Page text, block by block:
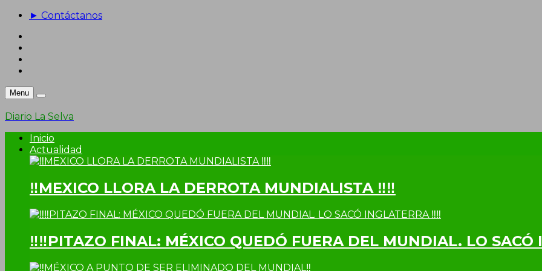
► Contáctanos
Menu
Diario La Selva
Inicio
Actualidad
‼MEXICO LLORA LA DERROTA MUNDIALISTA ‼‼
‼‼PITAZO FINAL: MÉXICO QUEDÓ FUERA DEL MUNDIAL. LO SACÓ